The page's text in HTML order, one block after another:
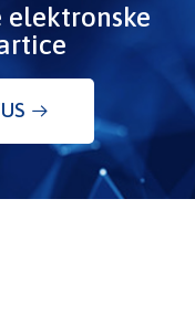
elektronske